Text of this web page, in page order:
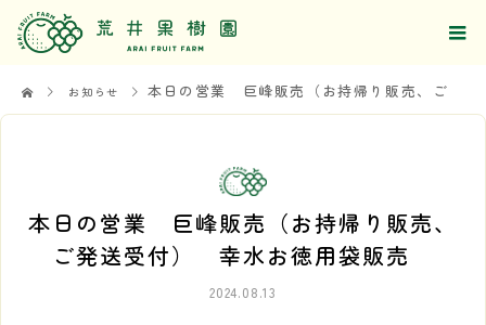
お知らせ 本日の営業 巨峰販売（お持帰り販売、ご発送受付） 幸水お徳用袋販売
本日の営業 巨峰販売（お持帰り販売、
ご発送受付） 幸水お徳用袋販売
2024.08.13